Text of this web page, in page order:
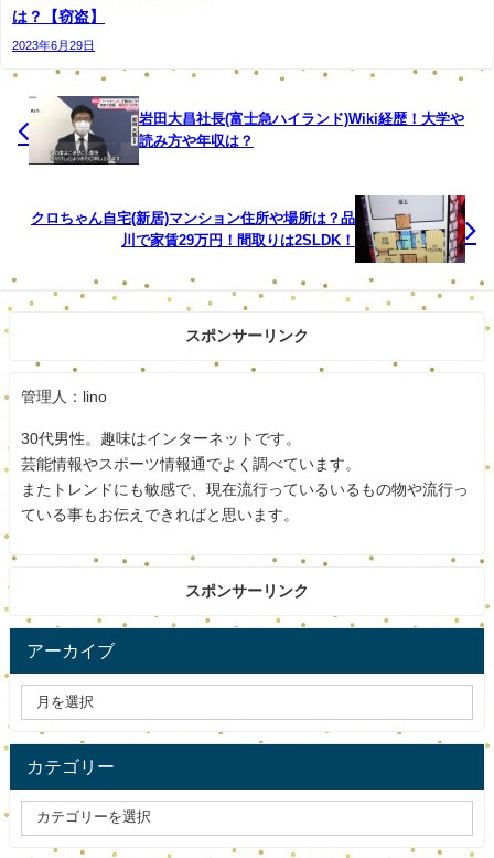
実際のインスタがこちらです。
この投稿をInstagramで見る
KOHARU SAKAI(@koharu_sakai)がシェアした投稿
は？【窃盗】
2023年6月29日
岩田大昌社長(富士急ハイランド)Wiki経歴！大学や
読み方や年収は？
クロちゃん自宅(新居)マンション住所や場所は？品
川で家賃29万円！間取りは2SLDK！
スポンサーリンク
管理人：lino
30代男性。趣味はインターネットです。
芸能情報やスポーツ情報通でよく調べています。
またトレンドにも敏感で、現在流行っているいるもの物や流行っ
ている事もお伝えできればと思います。
スポンサーリンク
アーカイブ
カテゴリー